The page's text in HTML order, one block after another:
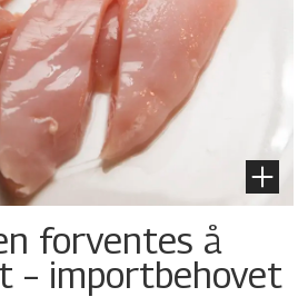
forventes å
– importbehovet